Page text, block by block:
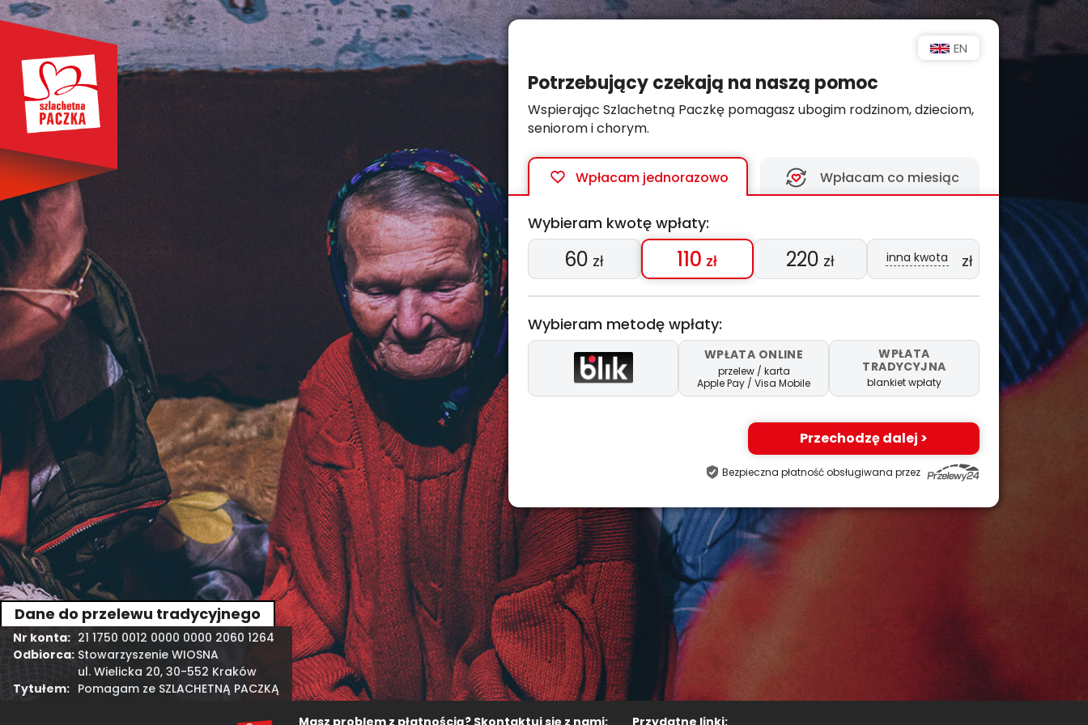
EN
Potrzebujący czekają na naszą pomoc
Wspierając Szlachetną Paczkę pomagasz ubogim rodzinom, dzieciom,
seniorom i chorym.
Wpłacam jednorazowo Wpłacam co miesiąc
Wybieram kwotę wpłaty:
60 zł 110 zł 220 zł inna kwota zł
Wybieram metodę wpłaty:
WPŁATA ONLINE
przelew / karta
Apple Pay / Visa Mobile
WPŁATA
TRADYCYJNA
blankiet wpłaty
Przechodzę dalej >
Bezpieczna płatność obsługiwana przez
Dane do przelewu tradycyjnego
Nr konta: 21 1750 0012 0000 0000 2060 1264
Odbiorca: Stowarzyszenie WIOSNA
ul. Wielicka 20, 30-552 Kraków
Tytułem: Pomagam ze SZLACHETNĄ PACZKĄ
Masz problem z płatnością? Skontaktuj się z nami: Przydatne linki: